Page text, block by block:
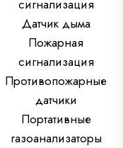
сигнализация
Датчик дыма
Пожарная
сигнализация
Противопожарные
датчики
Портативные
газоанализаторы